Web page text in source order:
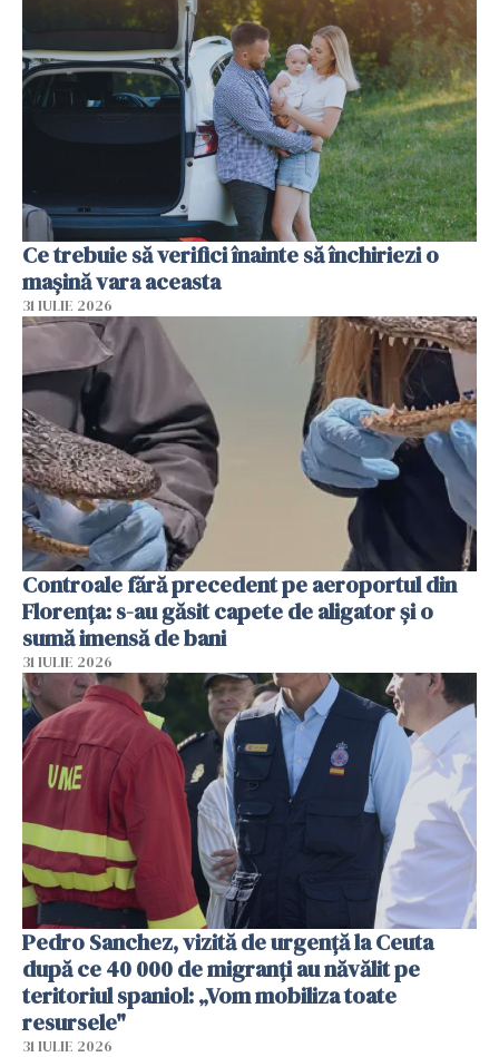
Ce trebuie să verifici înainte să închiriezi o
mașină vara aceasta
31 IULIE 2026
Controale fără precedent pe aeroportul din
Florența: s-au găsit capete de aligator și o
sumă imensă de bani
31 IULIE 2026
Pedro Sanchez, vizită de urgență la Ceuta
după ce 40 000 de migranți au năvălit pe
teritoriul spaniol: „Vom mobiliza toate
resursele"
31 IULIE 2026